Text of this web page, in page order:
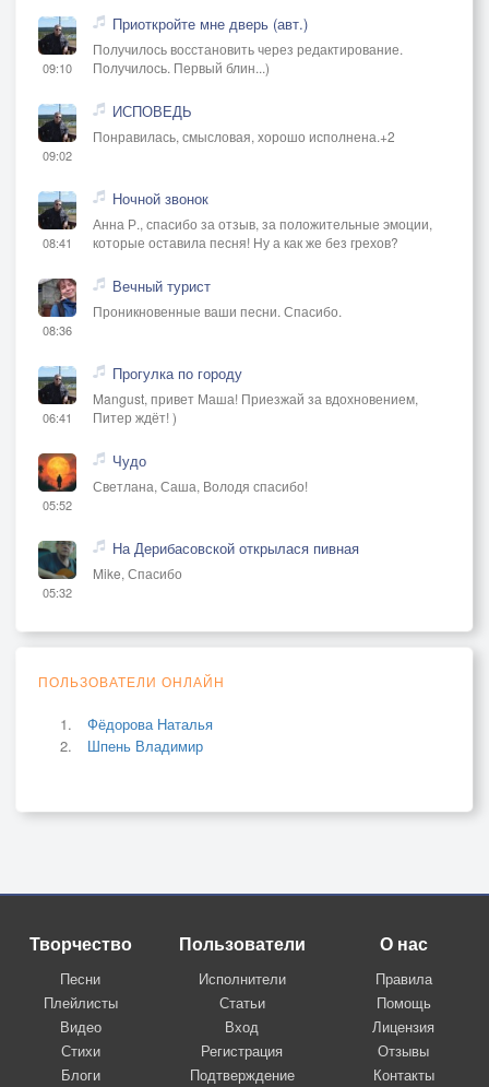
09:10
Приоткройте мне дверь (авт.)
Получилось восстановить через редактирование.
Получилось. Первый блин...)
09:02
ИСПОВЕДЬ
Понравилась, смысловая, хорошо исполнена.+2
08:41
Ночной звонок
Анна Р., спасибо за отзыв, за положительные эмоции,
которые оставила песня! Ну а как же без грехов?
08:36
Вечный турист
Проникновенные ваши песни. Спасибо.
06:41
Прогулка по городу
Mangust, привет Маша! Приезжай за вдохновением,
Питер ждёт! )
05:52
Чудо
Светлана, Саша, Володя спасибо!
05:32
На Дерибасовской открылася пивная
Mike, Спасибо
ПОЛЬЗОВАТЕЛИ ОНЛАЙН
Фёдорова Наталья
Шпень Владимир
Творчество
Песни
Плейлисты
Видео
Стихи
Блоги
Пользователи
Исполнители
Статьи
Вход
Регистрация
Подтверждение
О нас
Правила
Помощь
Лицензия
Отзывы
Контакты